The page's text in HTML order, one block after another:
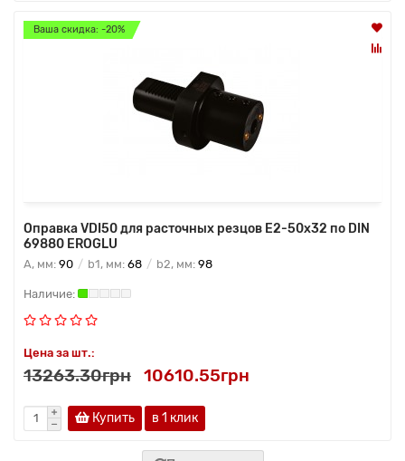
Ваша скидка: -20%
Оправка VDI50 для расточных резцов E2-50х32 по DIN
69880 EROGLU
A, мм: 90 b1, мм: 68 b2, мм: 98
Цена за шт.:
13263.30грн 10610.55грн
Купить в 1 клик